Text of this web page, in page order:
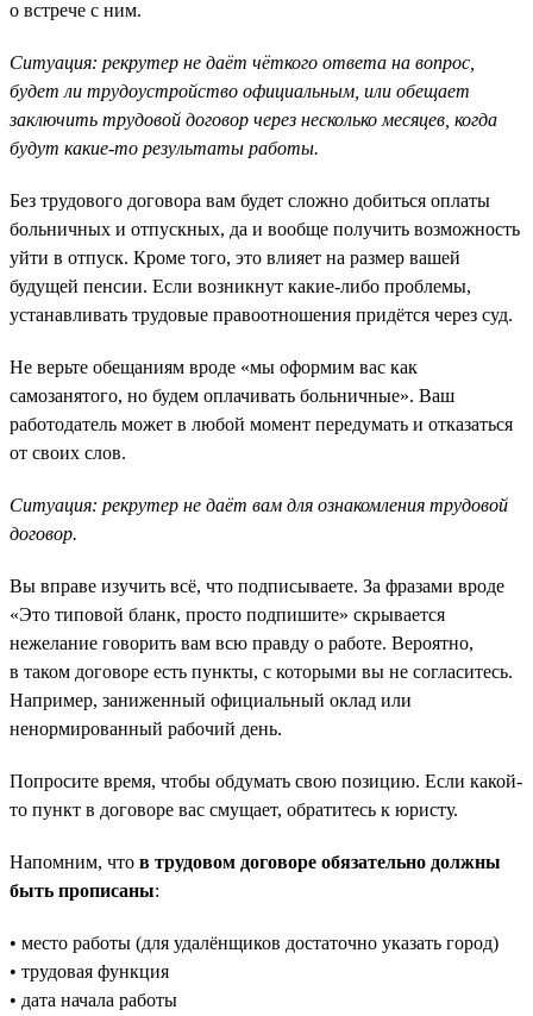
о встрече с ним.
Ситуация: рекрутер не даёт чёткого ответа на вопрос,
будет ли трудоустройство официальным, или обещает
заключить трудовой договор через несколько месяцев, когда
будут какие-то результаты работы.
Без трудового договора вам будет сложно добиться оплаты
больничных и отпускных, да и вообще получить возможность
уйти в отпуск. Кроме того, это влияет на размер вашей
будущей пенсии. Если возникнут какие-либо проблемы,
устанавливать трудовые правоотношения придётся через суд.
Не верьте обещаниям вроде «мы оформим вас как
самозанятого, но будем оплачивать больничные». Ваш
работодатель может в любой момент передумать и отказаться
от своих слов.
Ситуация: рекрутер не даёт вам для ознакомления трудовой
договор.
Вы вправе изучить всё, что подписываете. За фразами вроде
«Это типовой бланк, просто подпишите» скрывается
нежелание говорить вам всю правду о работе. Вероятно,
в таком договоре есть пункты, с которыми вы не согласитесь.
Например, заниженный официальный оклад или
ненормированный рабочий день.
Попросите время, чтобы обдумать свою позицию. Если какой-
то пункт в договоре вас смущает, обратитесь к юристу.
Напомним, что в трудовом договоре обязательно должны
быть прописаны:
• место работы (для удалёнщиков достаточно указать город)
• трудовая функция
• дата начала работы